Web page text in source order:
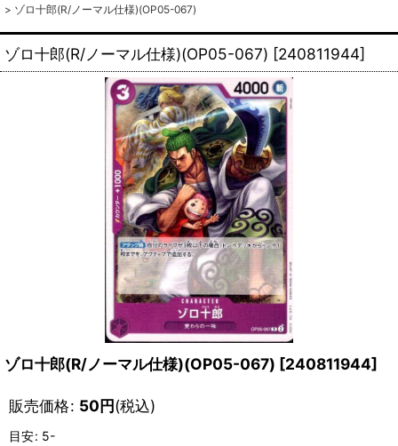
> ゾロ十郎(R/ノーマル仕様)(OP05-067)
ゾロ十郎(R/ノーマル仕様)(OP05-067) [240811944]
ゾロ十郎(R/ノーマル仕様)(OP05-067) [240811944]
販売価格: 50円(税込)
目安: 5-